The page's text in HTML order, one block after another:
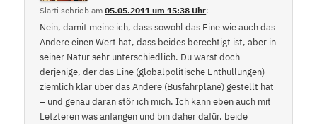
Slarti schrieb am05.05.2011 um 15:38 Uhr:
Nein, damit meine ich, dass sowohl das Eine wie auch das
Andere einen Wert hat, dass beides berechtigt ist, aber in
seiner Natur sehr unterschiedlich. Du warst doch
derjenige, der das Eine (globalpolitische Enthüllungen)
ziemlich klar über das Andere (Busfahrpläne) gestellt hat
– und genau daran stör ich mich. Ich kann eben auch mit
Letzteren was anfangen und bin daher dafür, beide